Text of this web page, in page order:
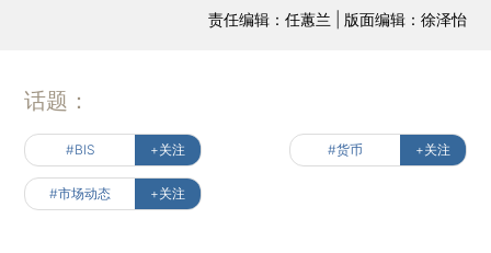
责任编辑：任蕙兰 | 版面编辑：徐泽怡
话题：
#BIS +关注 #货币 +关注
#市场动态 +关注